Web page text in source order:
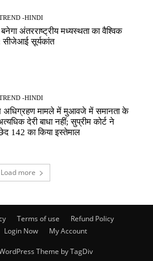
-HINDI
अंतरराष्ट्रीय मध्यस्थता का वैश्विक
सूर्यकांत
-HINDI
अधिग्रहण मामले में मुआवजे में समानता के
देरी बाधा नहीं; सुप्रीम कोर्ट ने
142 का किया इस्तेमाल
Load more
Terms of use
Refund Policy
Login Now My Account
Theme by TagDiv